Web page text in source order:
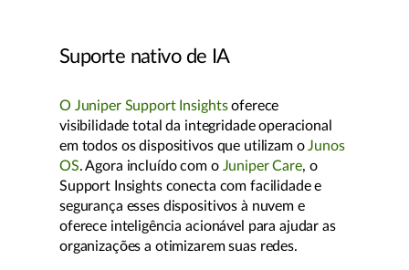
Suporte nativo de IA
O Juniper Support Insightsoferece
visibilidade total da integridade operacional
em todos os dispositivos que utilizam oJunos
OS. Agora incluído com o Juniper Care, o
Support Insights conecta com facilidade e
segurança esses dispositivos à nuvem e
oferece inteligência acionável para ajudar as
organizações a otimizarem suas redes.